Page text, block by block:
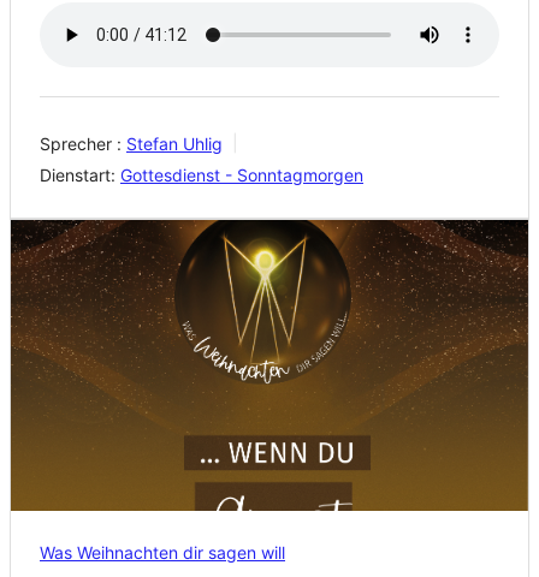
Sprecher : Stefan Uhlig
Dienstart: Gottesdienst - Sonntagmorgen
Was Weihnachten dir sagen will